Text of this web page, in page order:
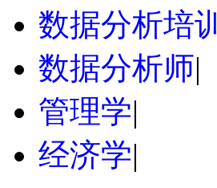
数据分析培训
数据分析师|
管理学|
经济学|